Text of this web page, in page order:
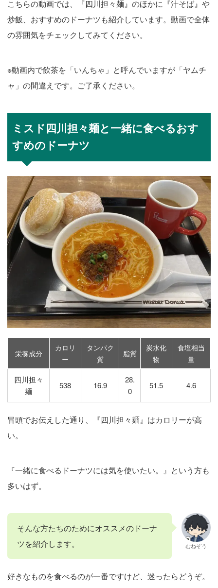
こちらの動画では、『四川担々麺』のほかに『汁そば』や
炒飯、おすすめのドーナツも紹介しています。動画で全体
の雰囲気をチェックしてみてください。
※動画内で飲茶を「いんちゃ」と呼んでいますが「ヤムチ
ャ」の間違えです。ご了承ください。
ミスド四川担々麺と一緒に食べるおす
すめのドーナツ
栄養成分
カロリ
ー
タンパク
質
脂質
炭水化
物
食塩相当
量
四川担々
麺
538 16.9
28.
0
51.5 4.6
冒頭でお伝えした通り、『四川担々麺』はカロリーが高
い。
『一緒に食べるドーナツには気を使いたい。』という方も
多いはず。
そんな方たちのためにオススメのドーナ
ツを紹介します。
むねぞう
好きなものを食べるのが一番ですけど、迷ったらどうぞ。